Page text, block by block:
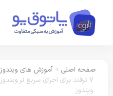
صفحه اصلی > آموزش های ویندوز
ویندوز